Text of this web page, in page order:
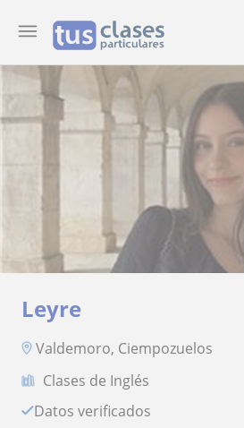
Leyre
Valdemoro, Ciempozuelos
Clases de Inglés
Datos verificados